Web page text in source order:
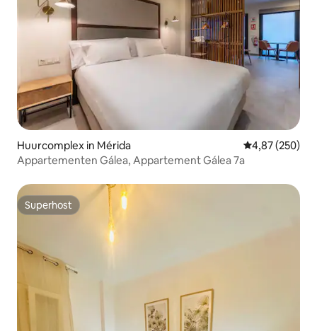
Huurcomplex in Mérida Gemiddelde
4,87 (250)
Appartementen Gálea, Appartement Gálea 7a
Superhost
Superhost